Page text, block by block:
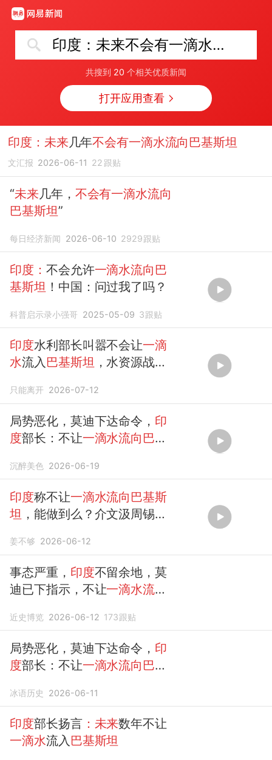
印度：未来不会有一滴水流向巴基斯坦
共搜到 20 个相关优质新闻
打开应用查看
印度：未来几年不会有一滴水流向巴基斯坦
文汇报 2026-06-11 22 跟贴
“未来几年， 不会有一滴水流向
巴基斯坦”
每日经济新闻 2026-06-10 2929跟贴
印度：不会允许一滴水流向巴
基斯坦 ！中国：问过我了吗？
科普启示录小强哥 2025-05-09 3跟贴
印度水利部长叫嚣不会让一滴
水流入巴基斯坦 ，水资源战争
只能离开 2026-07-12
局势恶化，莫迪下达命令， 印
度部长：不让一滴水流向巴基
沉醉美色 2026-06-19
印度称不让一滴水流向巴基斯
坦 ，能做到么？介文汲周锡伟
姜不够 2026-06-12
事态严重， 印度不留余地，莫
迪已下指示，不让一滴水流向
近史博览 2026-06-12 173跟贴
局势恶化，莫迪下达命令， 印
度部长：不让一滴水流向巴基
冰语历史 2026-06-11
印度部长扬言：未来数年不让
一滴水流入巴基斯坦